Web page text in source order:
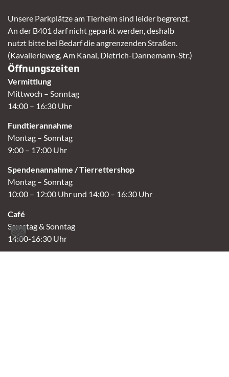
Unsere Parkplätze am Tierheim sind leider begrenzt.
An der B401 darf nicht geparkt werden, deshalb
nutzt bitte bei Bedarf die angrenzenden Straßen.
(Kavallerieweg, Am Kanal, Dietrich-Dannemann-Str.)
Öffnungszeiten
Vermittlung
Mittwoch – Sonntag
14:00 – 16:30 Uhr
Fundtierannahme
Montag – Sonntag
9:00 – 17:00 Uhr
Spendenannahme / Tierrettershop
Montag – Sonntag
10:00 – 12:00 Uhr und 14:00 – 16:30 Uhr
Café
Samstag & Sonntag
14:00-16:30 Uhr